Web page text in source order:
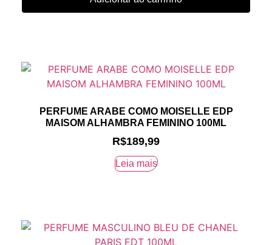
PERFUME ARABE COMO MOISELLE EDP
MAISOM ALHAMBRA FEMININO 100ML
R$189,99
Leia mais